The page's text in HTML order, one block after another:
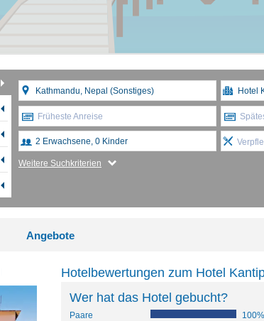
Früheste Anreise
Weitere Suchkriterien
Angebote
Hotelbewertungen zum Hotel
Wer hat das Hotel gebucht?
Paare 100%